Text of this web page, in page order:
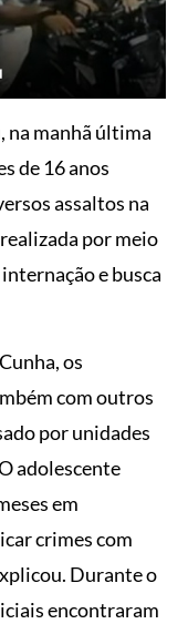
na manhã última
de 16 anos
assaltos na
por meio
e busca
os
com outros
por unidades
adolescente
em
crimes com
Durante o
encontraram